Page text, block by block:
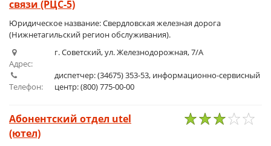
связи (РЦС-5)
Юридическое название: Свердловская железная дорога
(Нижнетагильский регион обслуживания).
Адрес:
г. Советский, ул. Железнодорожная, 7/А
Телефон:
диспетчер: (34675) 353-53, информационно-сервисный
центр: (800) 775-00-00
Абонентский отдел utel
(ютел)